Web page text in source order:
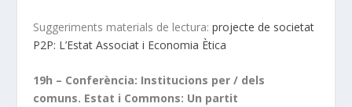
Suggeriments materials de lectura:projecte de societat
P2P: L’Estat Associat i Economia Ètica
19h – Conferència: Institucions per / dels
comuns. Estat i Commons: Un partit